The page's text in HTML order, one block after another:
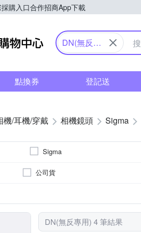
購入口合作招商App下載
Yahoo購物中心
DN(無反專
點換券 登記送
機/耳機/穿戴 相機鏡頭 Sigma
Sigma
公司貨
DN(無反專用) 4 筆結果